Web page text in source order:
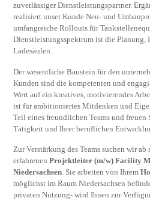
zuverlässiger Dienstleistungspartner.
realisiert unser Kunde Neu- und
umfangreiche Rollouts für
Dienstleistungsspektrum ist die
Ladesäulen.
Der wesentliche Baustein für den
Kunden sind die kompetenten und
Wert auf ein kreatives, motivierendes
ist für ambitioniertes Mitdenken und
Teil eines freundlichen Teams und
Tätigkeit und Ihrer beruflichen
Zur Verstärkung des Teams suchen wir ab
erfahrenenProjektleiter (m/w) Facility
Niedersachsen. Sie arbeiten von Ihrem
möglichst im Raum Niedersachsen
privaten Nutzung- wird Ihnen zur